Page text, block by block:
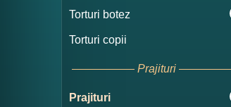
Torturi botez
Torturi copii
Prajituri
Prajituri